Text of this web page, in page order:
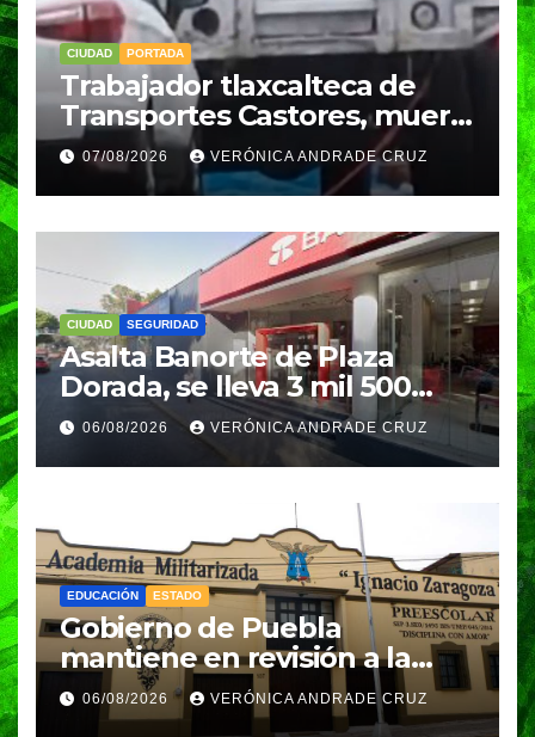
CIUDAD PORTADA
Trabajador tlaxcalteca de
Transportes Castores, muere
aplastado por azulejos en
Puebla
07/08/2026 VERÓNICA ANDRADE CRUZ
CIUDAD SEGURIDAD
Asalta Banorte de Plaza
Dorada, se lleva 3 mil 500
pesos
06/08/2026 VERÓNICA ANDRADE CRUZ
EDUCACIÓN ESTADO
Gobierno de Puebla
mantiene en revisión a la
Academia Militarizada para
seguir operando: Armenta
06/08/2026 VERÓNICA ANDRADE CRUZ